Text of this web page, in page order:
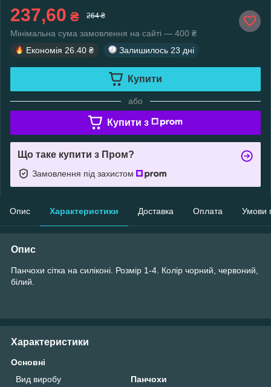
237,60 ₴ 264 ₴
Мінімальна сума замовлення на сайті — 400 ₴
Економія 26.40 ₴ Залишилось 23 дні
Купити
або
Купити з
Що таке купити з Пром?
Замовлення під захистом
Опис Характеристики Доставка Оплата Умови
Опис
Панчохи сітка на силіконі. Розмір 1-4. Колір чорний, червоний,
білий.
Характеристики
Основні
Вид виробу
Панчохи